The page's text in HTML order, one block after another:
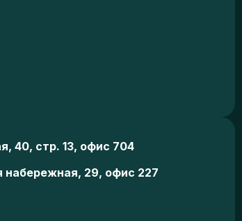
40, стр. 13, офис 704
набережная, 29, офис 227